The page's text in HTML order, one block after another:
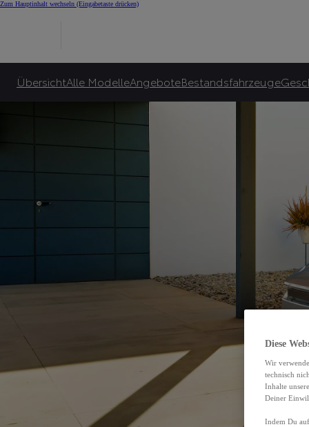
Zum Hauptinhalt wechseln (Eingabetaste drücken)
ÜbersichtAlle ModelleAngeboteBestandsfahrzeuge
Diese
Wir
technisch
Inhalte
Deiner
Indem Du